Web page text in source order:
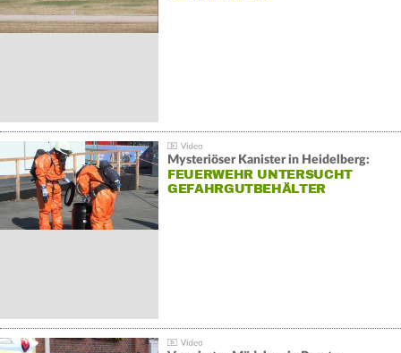
Mysteriöser Kanister in Heidelberg:
FEUERWEHR UNTERSUCHT
GEFAHRGUTBEHÄLTER